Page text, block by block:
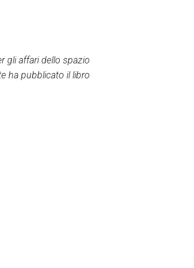
gli affari dello spazio
ha pubblicato il libro